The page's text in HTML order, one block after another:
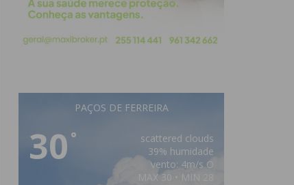
PAÇOS DE FERREIRA
30 °
scattered clouds
39% humidade
vento: 4m/s O
MAX 30 • MIN 28